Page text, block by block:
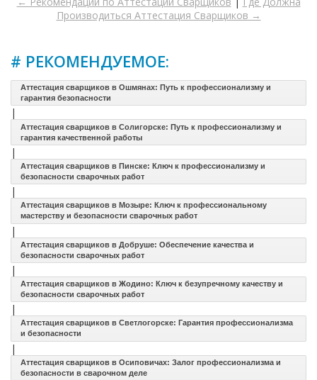
Производиться Аттестация Сварщиков →
# РЕКОМЕНДУЕМОЕ:
Аттестация сварщиков в Ошмянах: Путь к профессионализму и
гарантия безопасности
|
Аттестация сварщиков в Солигорске: Путь к профессионализму и
гарантия качественной работы
|
Аттестация сварщиков в Пинске: Ключ к профессионализму и
безопасности сварочных работ
|
Аттестация сварщиков в Мозыре: Ключ к профессиональному
мастерству и безопасности сварочных работ
|
Аттестация сварщиков в Добруше: Обеспечение качества и
безопасности сварочных работ
|
Аттестация сварщиков в Жодино: Ключ к безупречному качеству и
безопасности сварочных работ
|
Аттестация сварщиков в Светлогорске: Гарантия профессионализма
и безопасности
|
Аттестация сварщиков в Осиповичах: Залог профессионализма и
безопасности в сварочном деле